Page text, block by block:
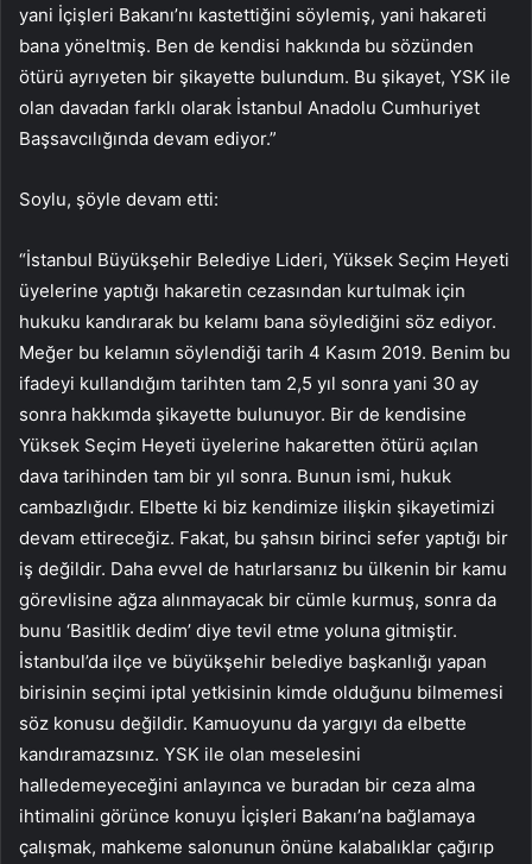
yani İçişleri Bakanı’nı kastettiğini söylemiş, yani hakareti
bana yöneltmiş. Ben de kendisi hakkında bu sözünden
ötürü ayrıyeten bir şikayette bulundum. Bu şikayet, YSK ile
olan davadan farklı olarak İstanbul Anadolu Cumhuriyet
Başsavcılığında devam ediyor.”
Soylu, şöyle devam etti:
“İstanbul Büyükşehir Belediye Lideri, Yüksek Seçim Heyeti
üyelerine yaptığı hakaretin cezasından kurtulmak için
hukuku kandırarak bu kelamı bana söylediğini söz ediyor.
Meğer bu kelamın söylendiği tarih 4 Kasım 2019. Benim bu
ifadeyi kullandığım tarihten tam 2,5 yıl sonra yani 30 ay
sonra hakkımda şikayette bulunuyor. Bir de kendisine
Yüksek Seçim Heyeti üyelerine hakaretten ötürü açılan
dava tarihinden tam bir yıl sonra. Bunun ismi, hukuk
cambazlığıdır. Elbette ki biz kendimize ilişkin şikayetimizi
devam ettireceğiz. Fakat, bu şahsın birinci sefer yaptığı bir
iş değildir. Daha evvel de hatırlarsanız bu ülkenin bir kamu
görevlisine ağza alınmayacak bir cümle kurmuş, sonra da
bunu ‘Basitlik dedim’ diye tevil etme yoluna gitmiştir.
İstanbul’da ilçe ve büyükşehir belediye başkanlığı yapan
birisinin seçimi iptal yetkisinin kimde olduğunu bilmemesi
söz konusu değildir. Kamuoyunu da yargıyı da elbette
kandıramazsınız. YSK ile olan meselesini
halledemeyeceğini anlayınca ve buradan bir ceza alma
ihtimalini görünce konuyu İçişleri Bakanı’na bağlamaya
çalışmak, mahkeme salonunun önüne kalabalıklar çağırıp